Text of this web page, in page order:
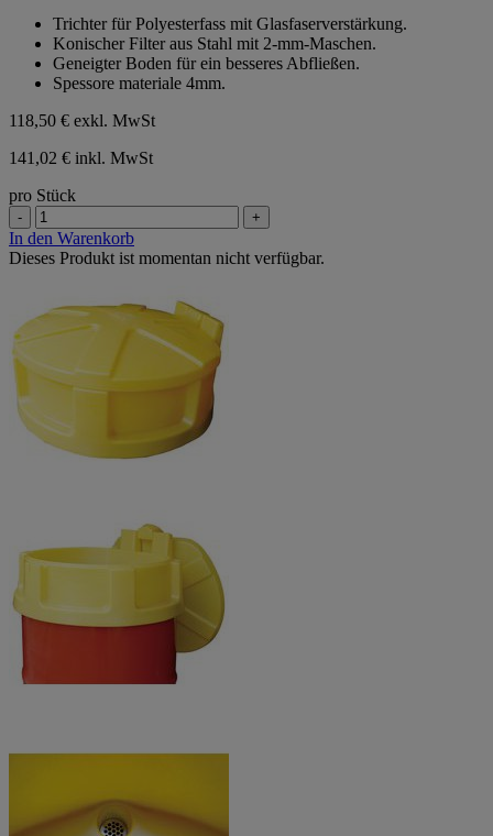
Sternen.
Trichter für Polyesterfass mit Glasfaserverstärkung.
Konischer Filter aus Stahl mit 2-mm-Maschen.
Geneigter Boden für ein besseres Abfließen.
Spessore materiale 4mm.
118,50 € exkl. MwSt
141,02 € inkl. MwSt
pro Stück
- +
In den Warenkorb
Dieses Produkt ist momentan nicht verfügbar.